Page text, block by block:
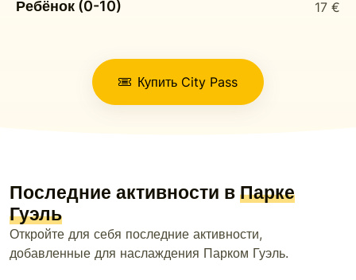
Ребёнок (0-10) 17 €
Купить City Pass
Последние активности в Парке
Гуэль
Откройте для себя последние активности,
добавленные для наслаждения Парком Гуэль.